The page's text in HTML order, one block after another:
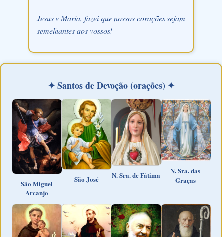
Jesus e Maria, fazei que nossos corações sejam
semelhantes aos vossos!
✦ Santos de Devoção (orações) ✦
São Miguel
Arcanjo
São José N. Sra. de Fátima
N. Sra. das
Graças